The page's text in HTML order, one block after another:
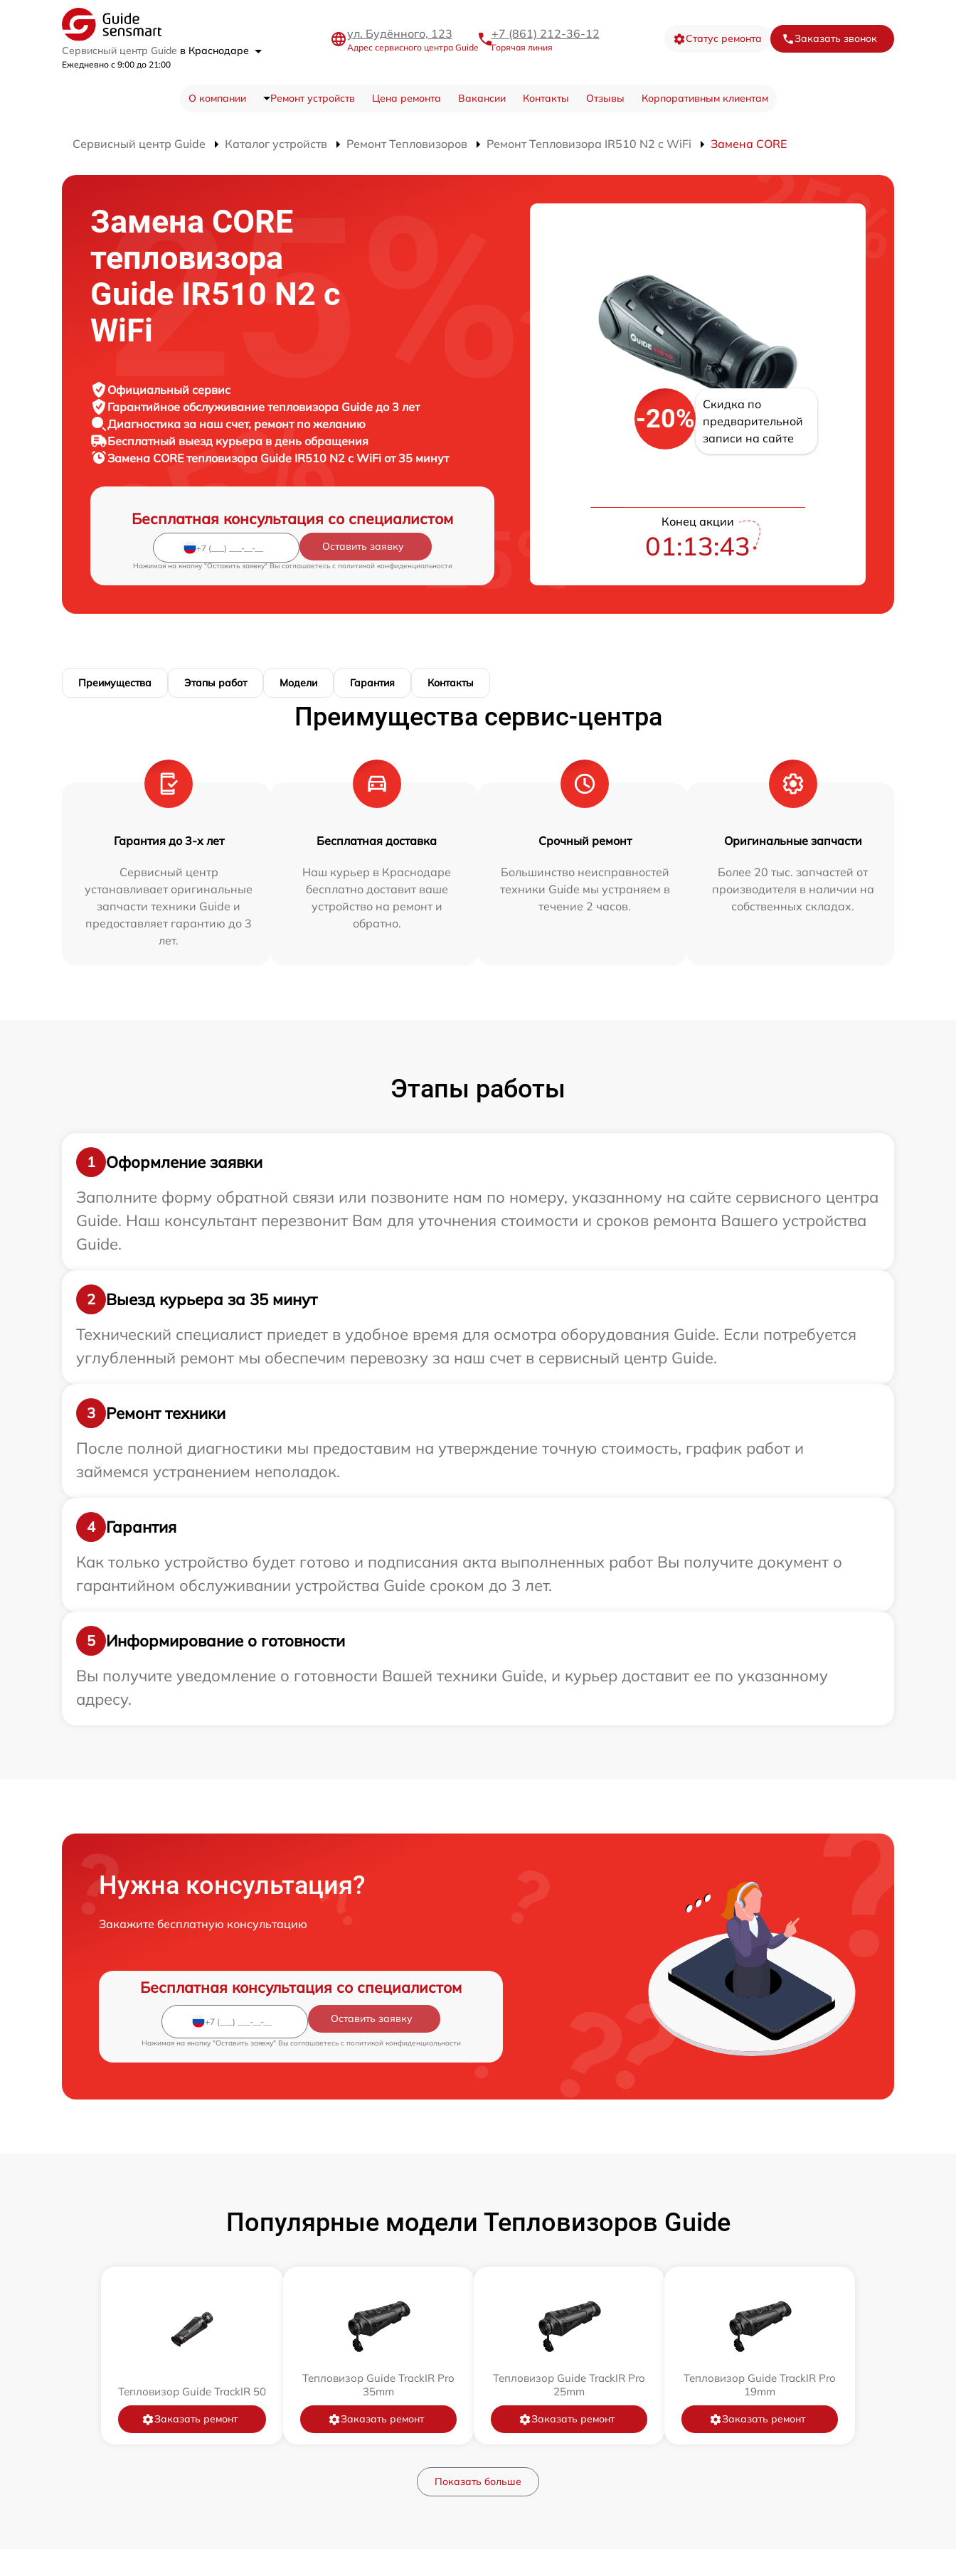
Сервисный центр Guide в Краснодаре
Ежедневно с 9:00 до 21:00
ул. Будённого, 123
Адрес сервисного центра Guide
+7 (861) 212-36-12
Горячая линия
Статус ремонта Заказать звонок
О компании Ремонт устройств Цена ремонта Вакансии Контакты Отзывы Корпоративным клиентам
Сервисный центр Guide Каталог устройств Ремонт Тепловизоров Ремонт Тепловизора IR510 N2 c WiFi Замена CORE
Замена CORE
тепловизора
Guide IR510 N2 c
WiFi
Официальный сервис
Гарантийное обслуживание тепловизора Guide до 3 лет
Диагностика за наш счет, ремонт по желанию
Бесплатный выезд курьера в день обращения
Замена CORE тепловизора Guide IR510 N2 c WiFi от 35 минут
Бесплатная консультация со специалистом
Оставить заявку
Нажимая на кнопку "Оставить заявку" Вы соглашаетесь c политикой конфиденциальности
-20%
Скидка по
предварительной
записи на сайте
Конец акции
01:13:42
Преимущества Этапы работ Модели Гарантия Контакты
Преимущества сервис-центра
Гарантия до 3-х лет
Сервисный центр
устанавливает оригинальные
запчасти техники Guide и
предоставляет гарантию до 3
лет.
Бесплатная доставка
Наш курьер в Краснодаре
бесплатно доставит ваше
устройство на ремонт и
обратно.
Срочный ремонт
Большинство неисправностей
техники Guide мы устраняем в
течение 2 часов.
Оригинальные запчасти
Более 20 тыс. запчастей от
производителя в наличии на
собственных складах.
Этапы работы
1
Оформление заявки
Заполните форму обратной связи или позвоните нам по номеру, указанному на сайте сервисного центра
Guide. Наш консультант перезвонит Вам для уточнения стоимости и сроков ремонта Вашего устройства
Guide.
2
Выезд курьера за 35 минут
Технический специалист приедет в удобное время для осмотра оборудования Guide. Если потребуется
углубленный ремонт мы обеспечим перевозку за наш счет в сервисный центр Guide.
3
Ремонт техники
После полной диагностики мы предоставим на утверждение точную стоимость, график работ и
займемся устранением неполадок.
4
Гарантия
Как только устройство будет готово и подписания акта выполненных работ Вы получите документ о
гарантийном обслуживании устройства Guide сроком до 3 лет.
5
Информирование о готовности
Вы получите уведомление о готовности Вашей техники Guide, и курьер доставит ее по указанному
адресу.
Нужна консультация?
Закажите бесплатную консультацию
Бесплатная консультация со специалистом
Оставить заявку
Нажимая на кнопку "Оставить заявку" Вы соглашаетесь c политикой конфиденциальности
Популярные модели Тепловизоров Guide
Тепловизор Guide TrackIR 50
Заказать ремонт
Тепловизор Guide TrackIR Pro
35mm
Заказать ремонт
Тепловизор Guide TrackIR Pro
25mm
Заказать ремонт
Тепловизор Guide TrackIR Pro
19mm
Заказать ремонт
Показать больше